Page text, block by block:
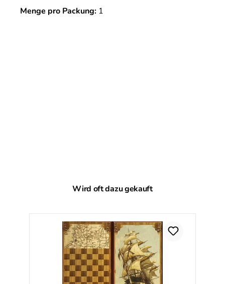
Menge pro Packung: 1
Produktgalerie überspringen
Wird oft dazu gekauft